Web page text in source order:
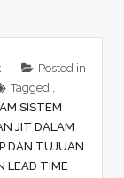
Posted in
Tagged ,
SISTEM
JIT DALAM
DAN TUJUAN
LEAD TIME